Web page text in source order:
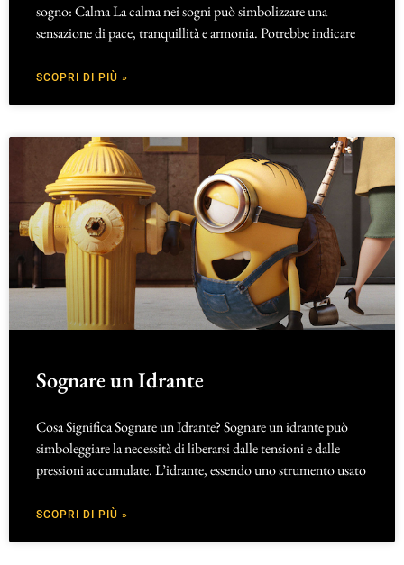
sogno: Calma La calma nei sogni può simbolizzare una
sensazione di pace, tranquillità e armonia. Potrebbe indicare
SCOPRI DI PIÙ »
Sognare un Idrante
Cosa Significa Sognare un Idrante? Sognare un idrante può
simboleggiare la necessità di liberarsi dalle tensioni e dalle
pressioni accumulate. L’idrante, essendo uno strumento usato
SCOPRI DI PIÙ »